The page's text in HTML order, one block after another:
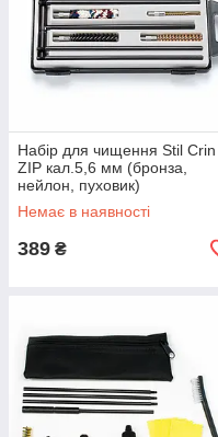
Набір для чищення Stil Crin
ZIP кал.5,6 мм (бронза,
нейлон, пуховик)
Немає в наявності
389 ₴